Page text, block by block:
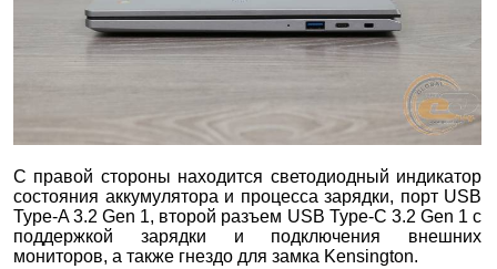
С правой стороны находится светодиодный индикатор
состояния аккумулятора и процесса зарядки, порт USB
Type-A 3.2 Gen 1, второй разъем USB Type-C 3.2 Gen 1 с
поддержкой зарядки и подключения внешних
мониторов, а также гнездо для замка Kensington.